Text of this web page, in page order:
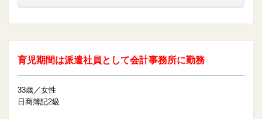
育児期間は派遣社員として会計事務所に勤務
33歳／女性
日商簿記2級